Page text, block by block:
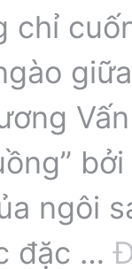
chỉ
ngôi
đặc …